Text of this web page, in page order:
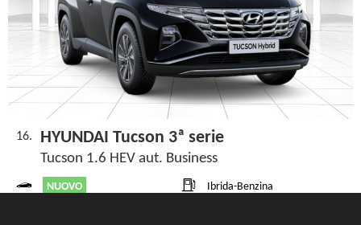
16. HYUNDAI Tucson 3ª serie
Tucson 1.6 HEV aut. Business
NUOVO
Ibrida-Benzina